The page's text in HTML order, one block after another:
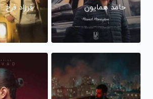
حامد همایون فرزاد فرخ